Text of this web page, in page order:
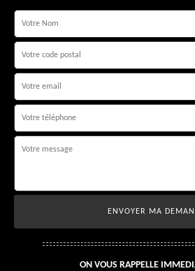
ON VOUS RAPPELLE